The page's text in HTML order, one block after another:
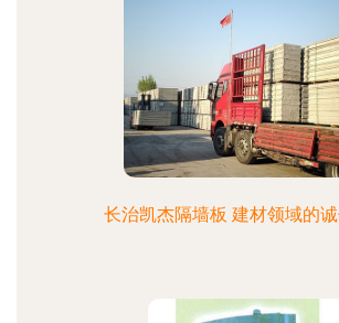
长治凯杰隔墙板 建材领域的